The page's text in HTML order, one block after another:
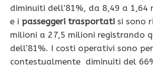
diminuiti dell’81%, da 8,49 a 1,64
e i passeggeri trasportati si sono
milioni a 27,5 milioni registrando
dell’81%. I costi operativi sono
contestualmente diminuiti del